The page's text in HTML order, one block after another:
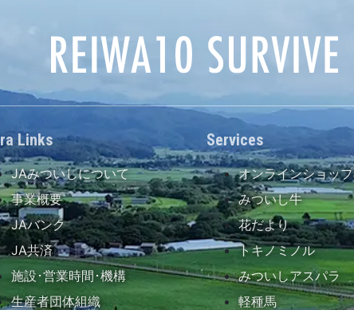
Links
JAみついしについて
事業概要
JAバンク
JA共済
施設･営業時間･機構
生産者団体組織
Services
オンラインショップ
みついし牛
花だより
トキノミノル
みついしアスパラ
軽種馬